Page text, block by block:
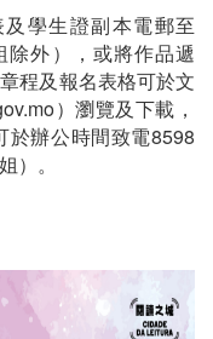
學生證副本電郵至
除外），或將作品遞
程及報名表格可於文
）瀏覽及下載，
於辦公時間致電8598
）。